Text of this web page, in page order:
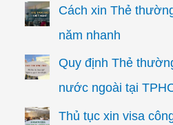
Cách xin Thẻ
năm nhanh
Quy định Thẻ
nước ngoài tại
Thủ tục xin visa